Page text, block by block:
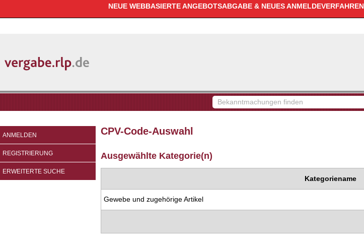
NEUE WEBBASIERTE ANGEBOTSABGABE & NEUES
Bekanntmachungen
finden
ANMELDEN
REGISTRIERUNG
ERWEITERTE SUCHE
CPV-Code-Auswahl
Ausgewählte Kategorie(n)
Kategoriename
Gewebe und zugehörige Artikel